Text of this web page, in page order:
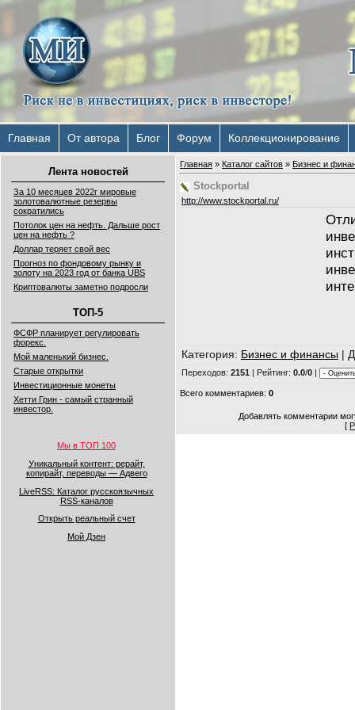
Главная От автора Блог Форум Коллекционирование
Лента новостей
За 10 месяцев 2022г мировые
золотовалютные резервы
сократились
Потолок цен на нефть. Дальше рост
цен на нефть ?
Доллар теряет свой вес
Прогноз по фондовому рынку и
золоту на 2023 год от банка UBS
Криптовалюты заметно подросли
ТОП-5
ФСФР планирует регулировать
форекс.
Мой маленький бизнес.
Старые открытки
Инвестиционные монеты
Хетти Грин - самый странный
инвестор.
Мы в ТОП 100
Уникальный контент: рерайт,
копирайт, переводы — Адвего
LiveRSS: Каталог русскоязычных
RSS-каналов
Открыть реальный счет
Мой Дзен
Главная » Каталог сайтов » Бизнес и
Stockportal
http://www.stockportal.ru/
Категория: Бизнес и финансы |
Переходов: 2151 | Рейтинг: 0.0/0 |
Всего комментариев: 0
Добавлять комментарии
[